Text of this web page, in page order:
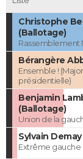
Christophe
(Ballotage)
Rassemblement
Bérangère
Ensemble !
présidentielle)
Benjamin
(Ballotage)
Union de la
Sylvain Demay
Extrême gauche